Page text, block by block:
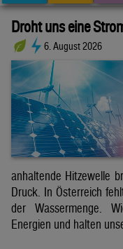
Droht uns eine
6. August 2026
anhaltende Hitzewelle
Druck. In Österreich
der Wassermenge.
Energien und halten